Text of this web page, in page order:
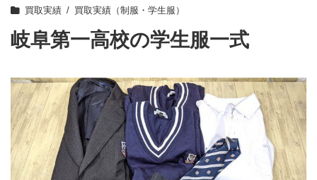
買取実績
買取実績（制服・学生服）
岐阜第一高校の学生服一式